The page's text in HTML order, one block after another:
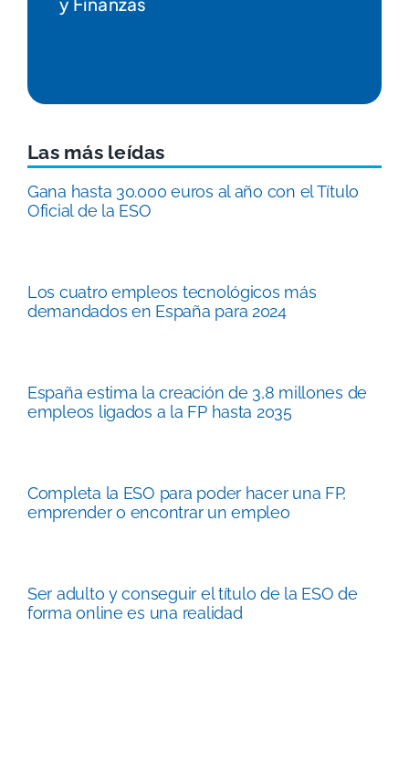
Las más leídas
Gana hasta 30.000 euros al año con el Título
Oficial de la ESO
Los cuatro empleos tecnológicos más
demandados en España para 2024
España estima la creación de 3,8 millones de
empleos ligados a la FP hasta 2035
Completa la ESO para poder hacer una FP,
emprender o encontrar un empleo
Ser adulto y conseguir el título de la ESO de
forma online es una realidad